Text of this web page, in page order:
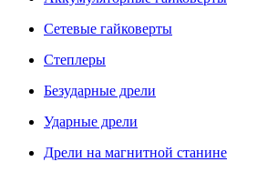
Сетевые гайковерты
Степлеры
Безударные дрели
Ударные дрели
Дрели на магнитной станине